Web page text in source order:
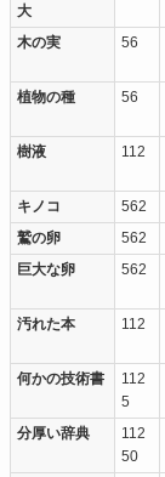
大
木の実
56
植物の種
56
樹液
112
キノコ
562
鷲の卵
562
巨大な卵
562
汚れた本
112
何かの技術書
112
5
分厚い辞典
112
50